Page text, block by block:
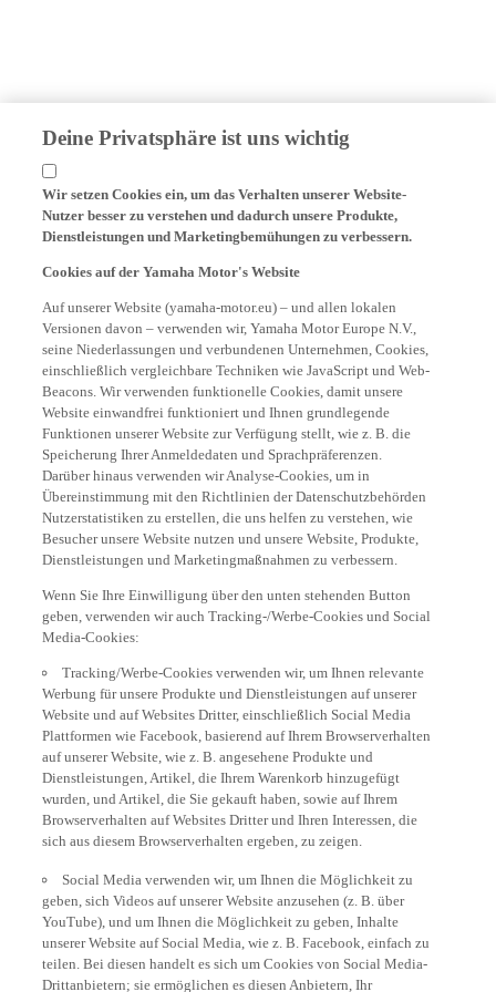
Deine Privatsphäre ist uns wichtig
Wir setzen Cookies ein, um das Verhalten unserer Website-
Nutzer besser zu verstehen und dadurch unsere Produkte,
Dienstleistungen und Marketingbemühungen zu verbessern.
Cookies auf der Yamaha Motor's Website
Auf unserer Website (yamaha-motor.eu) – und allen lokalen
Versionen davon – verwenden wir, Yamaha Motor Europe N.V.,
seine Niederlassungen und verbundenen Unternehmen, Cookies,
einschließlich vergleichbare Techniken wie JavaScript und Web-
Beacons. Wir verwenden funktionelle Cookies, damit unsere
Website einwandfrei funktioniert und Ihnen grundlegende
Funktionen unserer Website zur Verfügung stellt, wie z. B. die
Speicherung Ihrer Anmeldedaten und Sprachpräferenzen.
Darüber hinaus verwenden wir Analyse-Cookies, um in
Übereinstimmung mit den Richtlinien der Datenschutzbehörden
Nutzerstatistiken zu erstellen, die uns helfen zu verstehen, wie
Besucher unsere Website nutzen und unsere Website, Produkte,
Dienstleistungen und Marketingmaßnahmen zu verbessern.
Wenn Sie Ihre Einwilligung über den unten stehenden Button
geben, verwenden wir auch Tracking-/Werbe-Cookies und Social
Media-Cookies:
Tracking/Werbe-Cookies verwenden wir, um Ihnen relevante
Werbung für unsere Produkte und Dienstleistungen auf unserer
Website und auf Websites Dritter, einschließlich Social Media
Plattformen wie Facebook, basierend auf Ihrem Browserverhalten
auf unserer Website, wie z. B. angesehene Produkte und
Dienstleistungen, Artikel, die Ihrem Warenkorb hinzugefügt
wurden, und Artikel, die Sie gekauft haben, sowie auf Ihrem
Browserverhalten auf Websites Dritter und Ihren Interessen, die
sich aus diesem Browserverhalten ergeben, zu zeigen.
Social Media verwenden wir, um Ihnen die Möglichkeit zu
geben, sich Videos auf unserer Website anzusehen (z. B. über
YouTube), und um Ihnen die Möglichkeit zu geben, Inhalte
unserer Website auf Social Media, wie z. B. Facebook, einfach zu
teilen. Bei diesen handelt es sich um Cookies von Social Media-
Drittanbietern; sie ermöglichen es diesen Anbietern, Ihr